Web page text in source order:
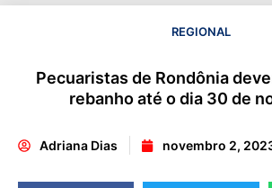
REGIONAL
Pecuaristas de Rondônia
rebanho até o dia 30 de
Adriana Dias novembro 2,